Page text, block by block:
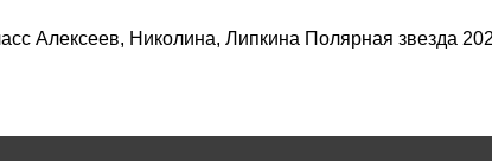
Алексеев, Николина, Липкина Полярная звезда